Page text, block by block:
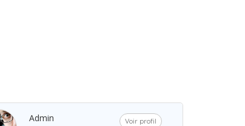
Admin Voir profil